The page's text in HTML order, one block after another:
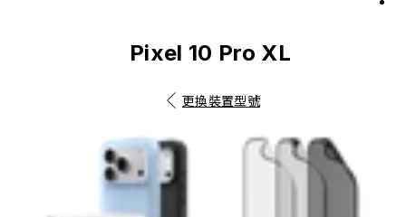
Pixel 10 Pro XL
更換裝置型號